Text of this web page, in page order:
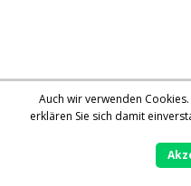
Auch wir verwenden
erklären Sie sich damit